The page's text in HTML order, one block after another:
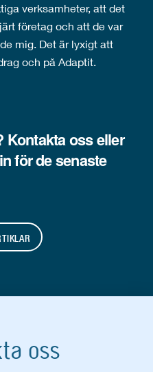
verksamheter, att det
företag och att de var
mig. Det är lyxigt att
och på Adaptit.
Kontakta osseller
för de senaste
oss